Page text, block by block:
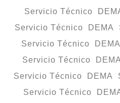
Servicio Técnico
Servicio Técnico DEMA
Servicio Técnico
Servicio Técnico
Servicio Técnico DEMA
Servicio Técnico